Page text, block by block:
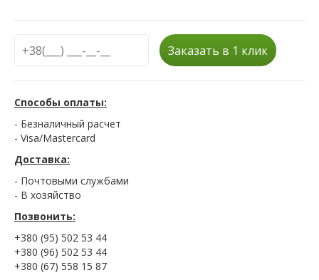
Заказать в 1 клик
Способы оплаты:
- Безналичный расчет
- Visa/Mastercard
Доставка:
- Почтовыми службами
- В хозяйство
Позвонить:
+380 (95) 502 53 44
+380 (96) 502 53 44
+380 (67) 558 15 87